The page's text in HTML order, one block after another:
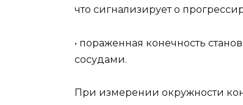
что сигнализирует о
• пораженная конечность
сосудами.
При измерении окружности